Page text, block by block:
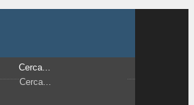
Cerca...